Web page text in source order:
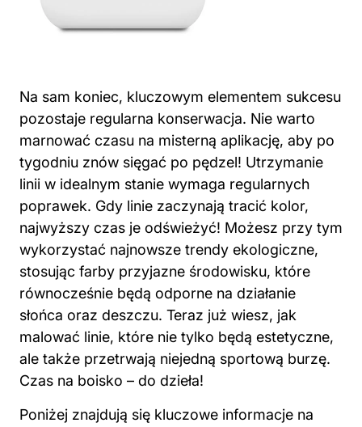
Na sam koniec, kluczowym elementem sukcesu
pozostaje regularna konserwacja. Nie warto
marnować czasu na misterną aplikację, aby po
tygodniu znów sięgać po pędzel! Utrzymanie
linii w idealnym stanie wymaga regularnych
poprawek. Gdy linie zaczynają tracić kolor,
najwyższy czas je odświeżyć! Możesz przy tym
wykorzystać najnowsze trendy ekologiczne,
stosując farby przyjazne środowisku, które
równocześnie będą odporne na działanie
słońca oraz deszczu. Teraz już wiesz, jak
malować linie, które nie tylko będą estetyczne,
ale także przetrwają niejedną sportową burzę.
Czas na boisko – do dzieła!
Poniżej znajdują się kluczowe informacje na